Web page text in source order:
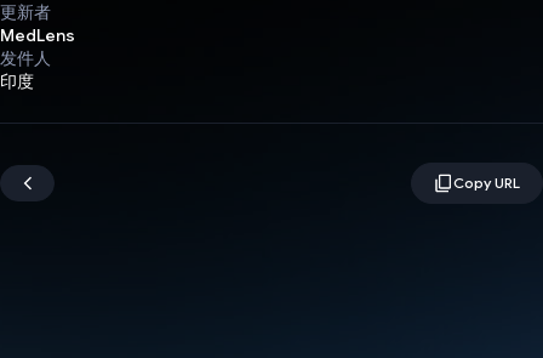
更新者
MedLens
发件人
印度